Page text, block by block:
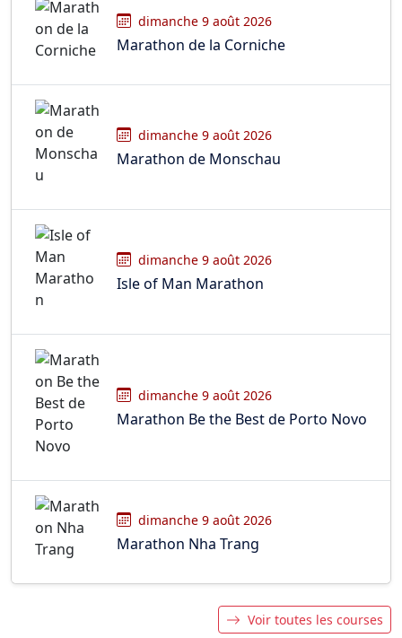
dimanche 9 août 2026
Marathon de la Corniche
dimanche 9 août 2026
Marathon de Monschau
dimanche 9 août 2026
Isle of Man Marathon
dimanche 9 août 2026
Marathon Be the Best de Porto Novo
dimanche 9 août 2026
Marathon Nha Trang
Voir toutes les courses